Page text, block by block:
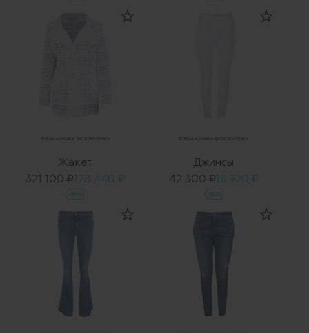
Жакет
321 100 ₽128 440 ₽
-60%
Джинсы
42 300 ₽16 920 ₽
-60%